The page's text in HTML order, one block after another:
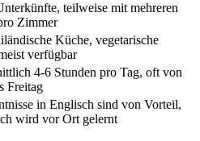
teilweise mit mehreren
Zimmer
Küche, vegetarische
verfügbar
4-6 Stunden pro Tag, oft von
Freitag
in Englisch sind von Vorteil,
wird vor Ort gelernt